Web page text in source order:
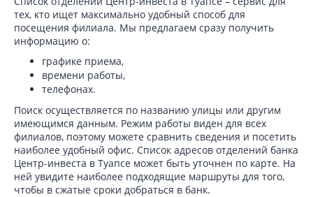
тех, кто ищет максимально удобный способ для
посещения филиала. Мы предлагаем сразу получить
информацию о:
графике приема,
времени работы,
телефонах.
Поиск осуществляется по названию улицы или другим
имеющимся данным. Режим работы виден для всех
филиалов, поэтому можете сравнить сведения и посетить
наиболее удобный офис. Список адресов отделений банка
Центр-инвеста в Туапсе может быть уточнен по карте. На
ней увидите наиболее подходящие маршруты для того,
чтобы в сжатые сроки добраться в банк.